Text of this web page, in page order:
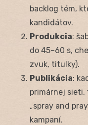
backlog tém,
kandidátov.
Produkcia:
do 45–60 s,
zvuk, titulky).
Publikácia:
primárnej sieti,
„spray and
kampaní.